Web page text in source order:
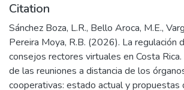
Citation
Sánchez Boza, L.R., Bello Aroca, M.E.,
Pereira Moya, R.B. (2026). La regulación
consejos rectores virtuales en Costa Rica.
de las reuniones a distancia de los
cooperativas: estado actual y propuestas